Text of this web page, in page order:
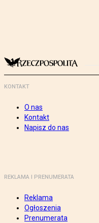
KONTAKT
O nas
Kontakt
Napisz do nas
REKLAMA I PRENUMERATA
Reklama
Ogłoszenia
Prenumerata